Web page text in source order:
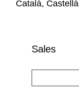
Català, Castellà
Sales